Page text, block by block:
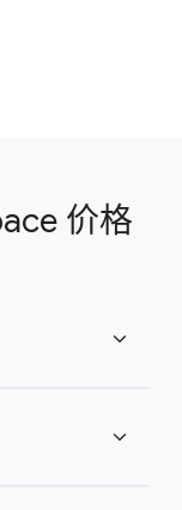
价格
expand_more
expand_more